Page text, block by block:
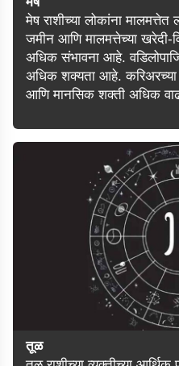
मेष राशीच्या लोकांना
जमीन आणि मालमत्तेच्या खरेदी-
अधिक संभावना आहे.
अधिक शक्यता आहे. करिअरच्या
आणि मानसिक शक्ती अधिक
तूळ